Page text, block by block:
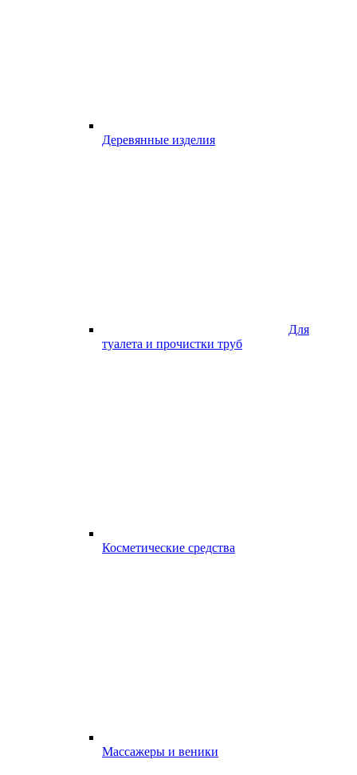
Деревянные изделия
Для
туалета и прочистки труб
Косметические средства
Массажеры и веники